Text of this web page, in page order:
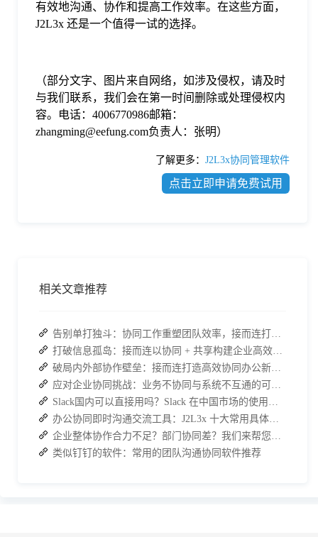
有效地沟通、协作和提高工作效率。在这些方面，
J2L3x 还是一个值得一试的选择。
（部分文字、图片来自网络，如涉及侵权，请及时
与我们联系，我们会在第一时间删除或处理侵权内
容。电话：4006770986邮箱：
zhangming@eefung.com负责人：张明）
了解更多： J2L3x协同管理软件
点击立即申请免费试用
相关文章推荐
告别单打独斗：协同工作重塑团队效率，接而连打造数据合规协作空间
打破信息孤岛：接而连以协同 + 共享构建企业高效办公生态
破局内外部协作壁垒：接而连打造高效协同办公新范式
应对企业协同挑战：业务不协同与系统不互通的可行策略
Slack国内可以直接用吗？Slack 在中国市场的使用现状及替代方案探讨
办公协同即时沟通交流工具：J2L3x 十大常用具体功能介绍
企业整体协作合力不足？部门协同差？我们来帮您攻破！
类似钉钉的软件：常用的团队沟通协同软件推荐